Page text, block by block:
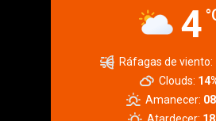
4
Ráfagas de viento:
Clouds:
Amanecer:
Atardecer: